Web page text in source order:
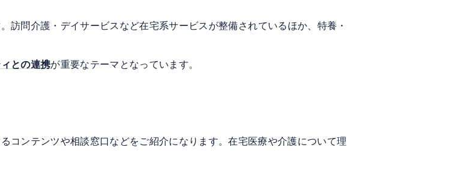
訪問介護・デイサービスなど在宅系サービスが整備されているほか、特養・
との連携が重要なテーマとなっています。
コンテンツや相談窓口などをご紹介になります。在宅医療や介護について理